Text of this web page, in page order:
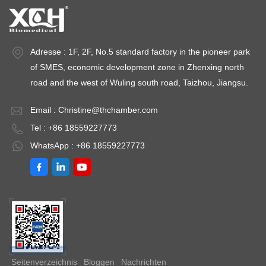
können, ohne die Konfiguration zu ändern. 2. Genauigkeit
der Temperatur- und Feuchteregelung Die wichtigste
stabile, gleichmäßige Bedingungen über das gesamte
Arbeitsvolumen aufrechtzuerhalten. Worauf zu achten ist:
Temperaturschwankung: Sollte ≤ ±0,5 °C betragen
°C betragen Feuchteabweichung: Sollte ≤ ±3 % rF betragen
Eine Kammer mit schlechter Genauigkeit von Temperatur
Prüfungen gefährden. Achten Sie auf Geräte mit:
Mehrpunkt-kalibrierten Sensoren Unabhängigem
Stabilitätskammerspezifikationen zu erfüllen, sollte die
Kammer auch dokumentierte Leistungsqualifizierungsdaten
liefern. Bei der Bewertung dieser Parameter stellt eine
zuverlässige **Arzneimittel-Stabilitätsprüfkammer** sicher,
Adresse : 1F, 2F, No.5 standard factory in the pioneer park
of SMES, economic development zone in Zhenxing north
road and the west of Wuling south road, Taizhou, Jiangsu.
Email : Christine@thchamber.com
Tel : +86 18559227773
WhatsApp : +86 18559227773
Seitenverzeichnis Bloggen Nachrichten